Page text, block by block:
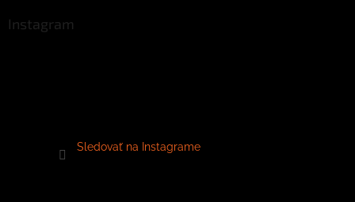
Instagram
Sledovať na Instagrame